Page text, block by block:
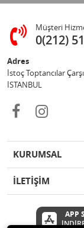
Müşteri
0(212)
Adres
İstoç Toptancılar
İSTANBUL
KURUMSAL
İLETİŞİM
APP